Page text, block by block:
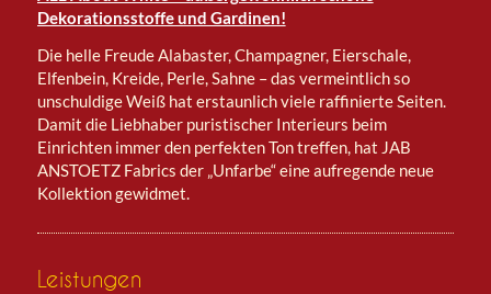
Dekorationsstoffe und Gardinen!
Die helle Freude Alabaster, Champagner, Eierschale,
Elfenbein, Kreide, Perle, Sahne – das vermeintlich so
unschuldige Weiß hat erstaunlich viele raffinierte Seiten.
Damit die Liebhaber puristischer Interieurs beim
Einrichten immer den perfekten Ton treffen, hat JAB
ANSTOETZ Fabrics der „Unfarbe“ eine aufregende neue
Kollektion gewidmet.
Leistungen